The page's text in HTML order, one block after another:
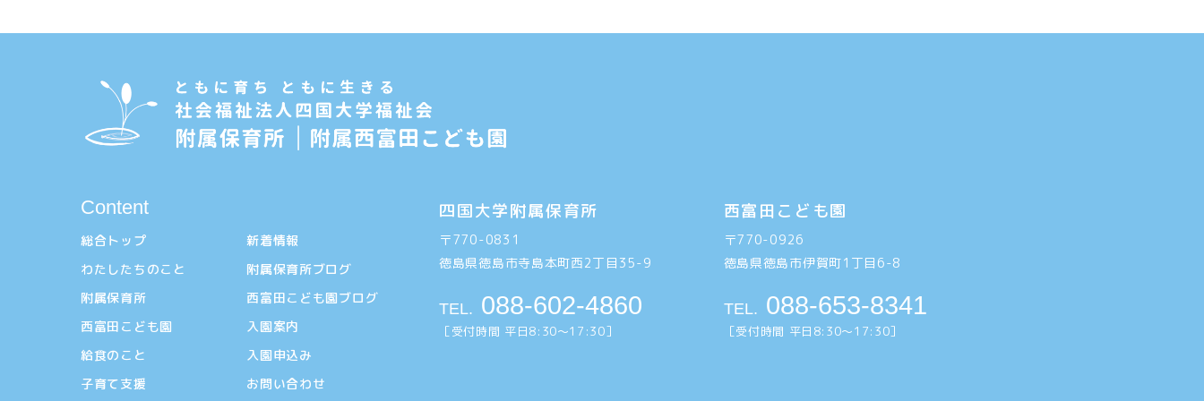
Content
総合トップ
わたしたちのこと
附属保育所
西富田こども園
給食のこと
子育て支援
新着情報
附属保育所ブログ
西富田こども園ブログ
入園案内
入園申込み
お問い合わせ
四国大学附属保育所
〒770-0831
徳島県徳島市寺島本町西2丁目35-9
TEL. 088-602-4860
［受付時間 平日8:30〜17:30］
西富田こども園
〒770-0926
徳島県徳島市伊賀町1丁目6-8
TEL. 088-653-8341
［受付時間 平日8:30〜17:30］